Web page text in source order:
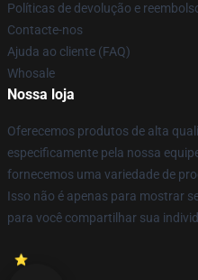
Políticas de devolução e
Contacte-nos
Ajuda ao cliente (FAQ)
Whosale
Nossa loja
Oferecemos produtos de alta
especificamente pela nossa
fornecemos uma variedade de
Isso não é apenas para mostrar
para você compartilhar sua